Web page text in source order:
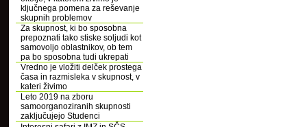
ključnega pomena za reševanje
skupnih problemov
Za skupnost, ki bo sposobna
prepoznati tako stiske soljudi kot
samovoljo oblastnikov, ob tem
pa bo sposobna tudi ukrepati
Vredno je vložiti delček prostega
časa in razmisleka v skupnost, v
kateri živimo
Leto 2019 na zboru
samoorganoziranih skupnosti
zaključujejo Studenci